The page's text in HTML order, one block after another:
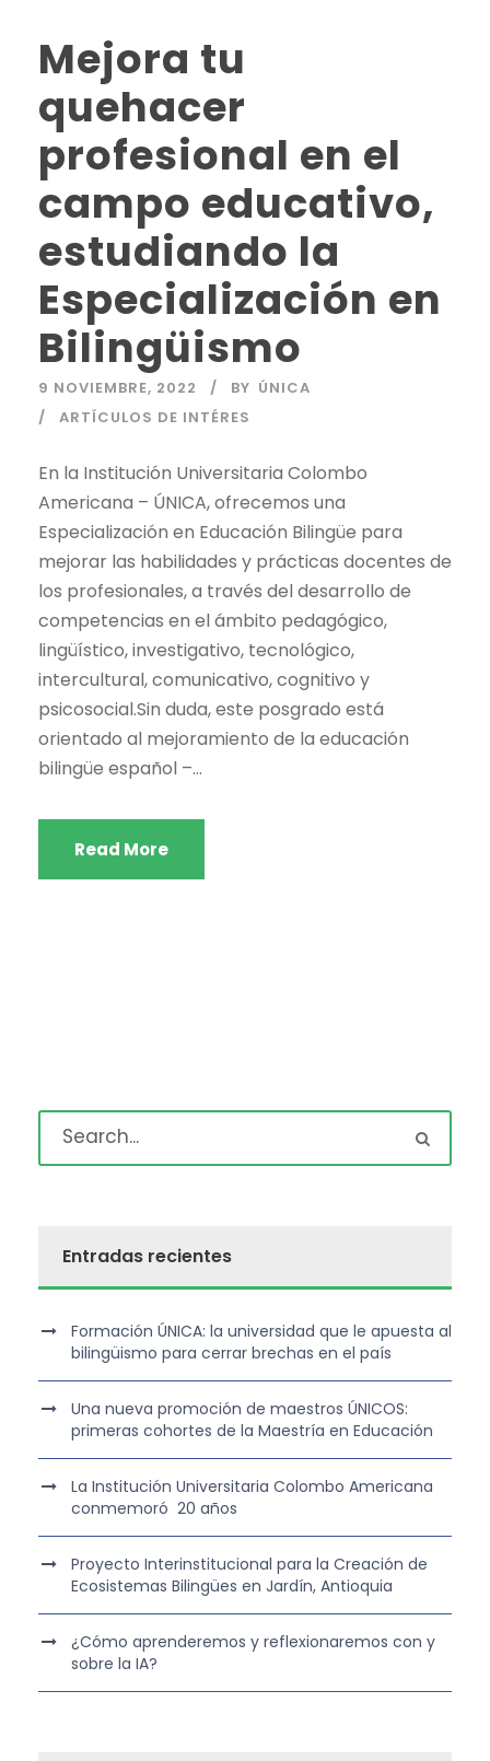
Mejora tu
quehacer
profesional en el
campo educativo,
estudiando la
Especialización en
Bilingüismo
9 NOVIEMBRE, 2022 BY ÚNICA
ARTÍCULOS DE INTÉRES
En la Institución Universitaria Colombo
Americana – ÚNICA, ofrecemos una
Especialización en Educación Bilingüe para
mejorar las habilidades y prácticas docentes de
los profesionales, a través del desarrollo de
competencias en el ámbito pedagógico,
lingüístico, investigativo, tecnológico,
intercultural, comunicativo, cognitivo y
psicosocial.Sin duda, este posgrado está
orientado al mejoramiento de la educación
bilingüe español –...
Read More
Entradas recientes
Formación ÚNICA: la universidad que le apuesta al
bilingüismo para cerrar brechas en el país
Una nueva promoción de maestros ÚNICOS:
primeras cohortes de la Maestría en Educación
La Institución Universitaria Colombo Americana
conmemoró 20 años
Proyecto Interinstitucional para la Creación de
Ecosistemas Bilingües en Jardín, Antioquia
¿Cómo aprenderemos y reflexionaremos con y
sobre la IA?